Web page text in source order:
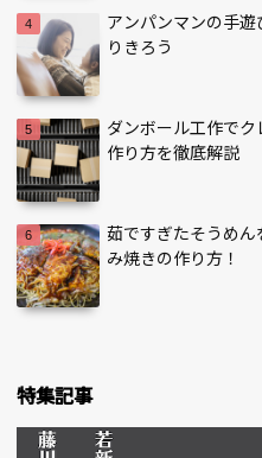
アンパンマンの手
りきろう
ダンボール工作で
作り方を徹底解説
茹ですぎたそうめ
み焼きの作り方！
特集記事